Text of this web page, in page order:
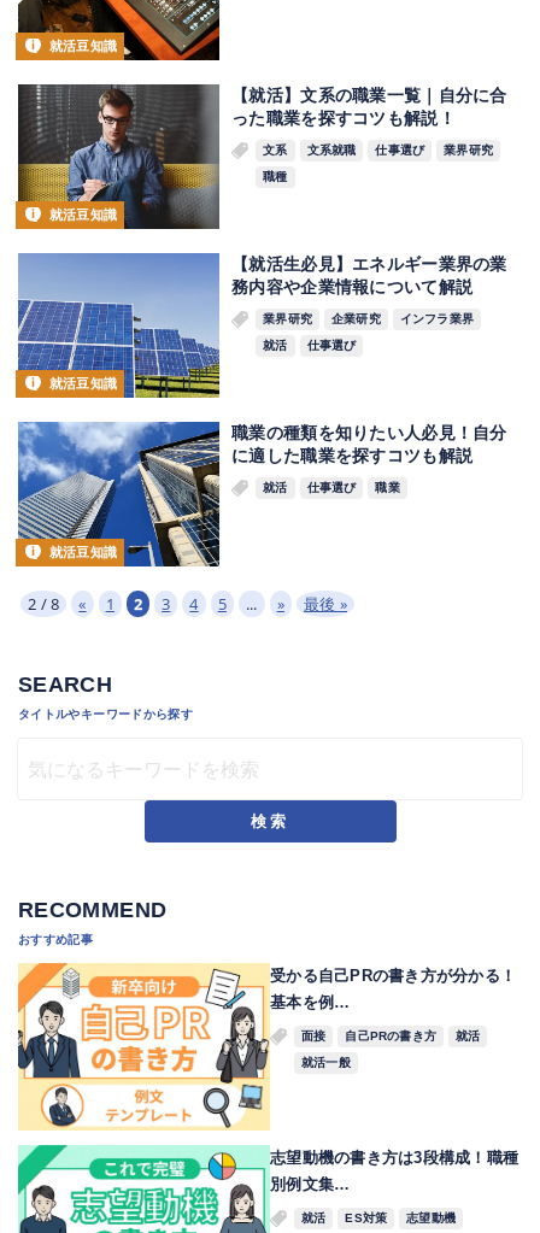
就活豆知識
就活豆知識
【就活】文系の職業一覧｜自分に合
った職業を探すコツも解説！
文系 文系就職 仕事選び
業界研究
職種
就活豆知識
【就活生必見】エネルギー業界の業
務内容や企業情報について解説
業界研究 企業研究
インフラ業界
就活
仕事選び
就活豆知識
職業の種類を知りたい人必見！自分
に適した職業を探すコツも解説
就活 仕事選び 職業
2 / 8 « 1 2 3 4 5 ... » 最後 »
SEARCH
タイトルやキーワードから探す
検索
RECOMMEND
おすすめ記事
受かる自己PRの書き方が分かる！
基本を例…
面接 自己PRの書き方
就活
就活一般
志望動機の書き方は3段構成！職種
別例文集…
就活 ES対策
志望動機